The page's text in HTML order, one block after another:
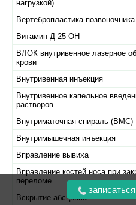
нагрузкой)
Вертебропластика позвоночника
Витамин Д 25 ОН
ВЛОК внутривенное лазерное
крови
Внутривенная инъекция
Внутривенное капельное
растворов
Внутриматочная спираль (ВМС)
Внутримышечная инъекция
Вправление вывиха
Вправление костей носа при
переломе
Вскрытие абсцесса